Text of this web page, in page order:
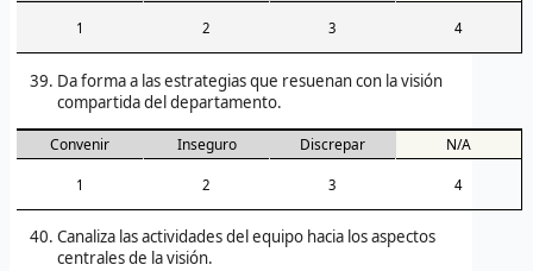
1 2 3 4
Da forma a las estrategias que resuenan con la visión
compartida del departamento.
Convenir Inseguro Discrepar N/A
1 2 3 4
Canaliza las actividades del equipo hacia los aspectos
centrales de la visión.